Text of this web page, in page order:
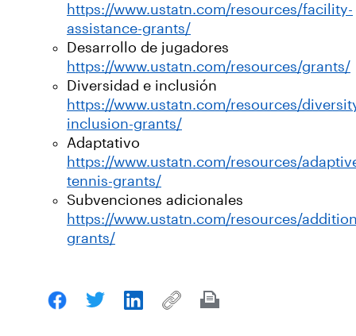
https://www.ustatn.com/resources/facility-
assistance-grants/
Desarrollo de jugadores
https://www.ustatn.com/resources/grants/
Diversidad e inclusión
https://www.ustatn.com/resources/
inclusion-grants/
Adaptativo
https://www.ustatn.com/resources/
tennis-grants/
Subvenciones adicionales
https://www.ustatn.com/resources/
grants/